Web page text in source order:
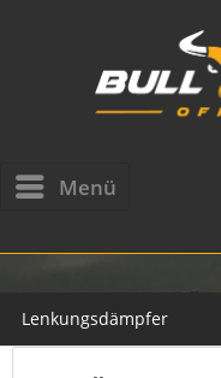
Menü
Lenkungsdämpfer